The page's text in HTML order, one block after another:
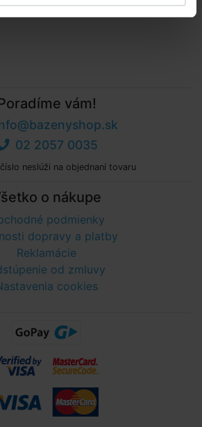
vám!
02 2057 0035
neslúži na objednaní tovaru
o nákupe
podmienky
dopravy a platby
Reklamácie
od zmluvy
cookies